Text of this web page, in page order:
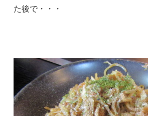
た後で・・・